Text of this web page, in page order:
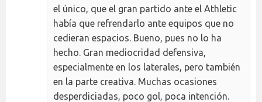
el único, que el gran partido ante el Athletic
había que refrendarlo ante equipos que no
cedieran espacios. Bueno, pues no lo ha
hecho. Gran mediocridad defensiva,
especialmente en los laterales, pero también
en la parte creativa. Muchas ocasiones
desperdiciadas, poco gol, poca intención.